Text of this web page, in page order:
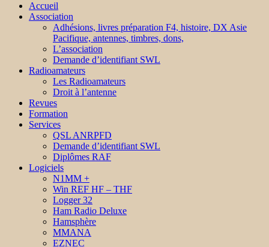
Accueil
Association
Adhésions, livres préparation F4, histoire, DX Asie
Pacifique, antennes, timbres, dons,
L’association
Demande d’identifiant SWL
Radioamateurs
Les Radioamateurs
Droit à l’antenne
Revues
Formation
Services
QSL ANRPFD
Demande d’identifiant SWL
Diplômes RAF
Logiciels
N1MM +
Win REF HF – THF
Logger 32
Ham Radio Deluxe
Hamsphère
MMANA
EZNEC